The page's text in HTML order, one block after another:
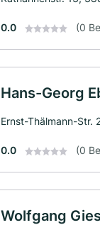
0.0 (0
Hans-Georg
Ernst-Thälmann-Str.
0.0 (0
Wolfgang